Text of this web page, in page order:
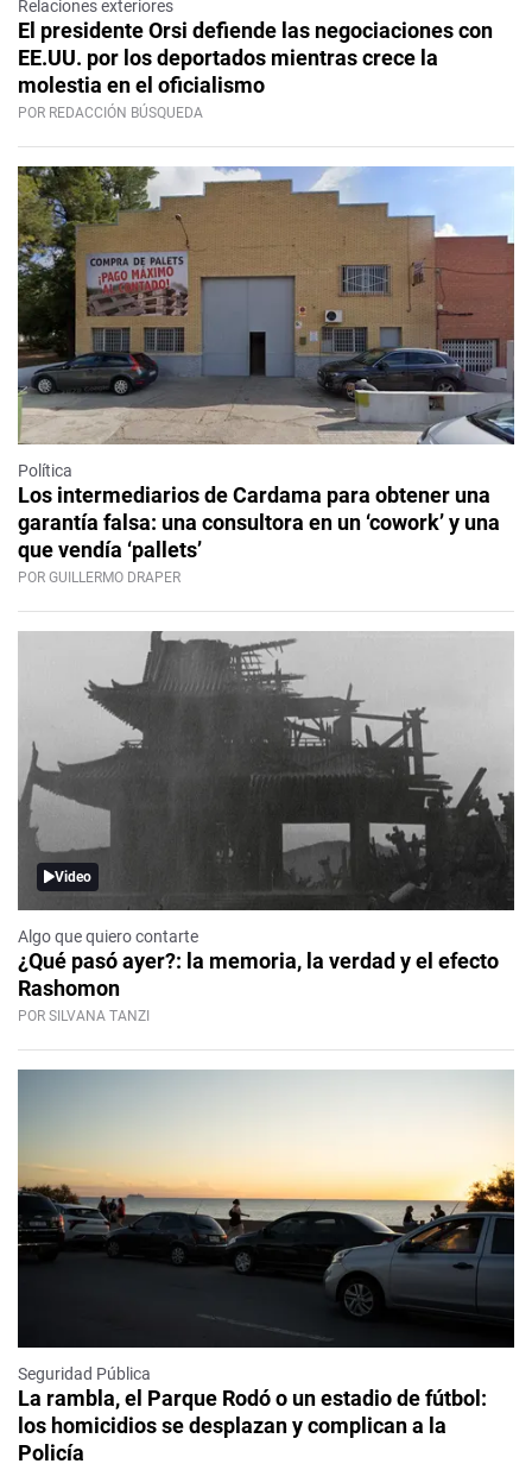
Relaciones exteriores
El presidente Orsi defiende las negociaciones con
EE.UU. por los deportados mientras crece la
molestia en el oficialismo
POR REDACCIÓN BÚSQUEDA
Política
Los intermediarios de Cardama para obtener una
garantía falsa: una consultora en un ‘cowork’ y una
que vendía ‘pallets’
POR GUILLERMO DRAPER
Video
Algo que quiero contarte
¿Qué pasó ayer?: la memoria, la verdad y el efecto
Rashomon
POR SILVANA TANZI
Seguridad Pública
La rambla, el Parque Rodó o un estadio de fútbol:
los homicidios se desplazan y complican a la
Policía